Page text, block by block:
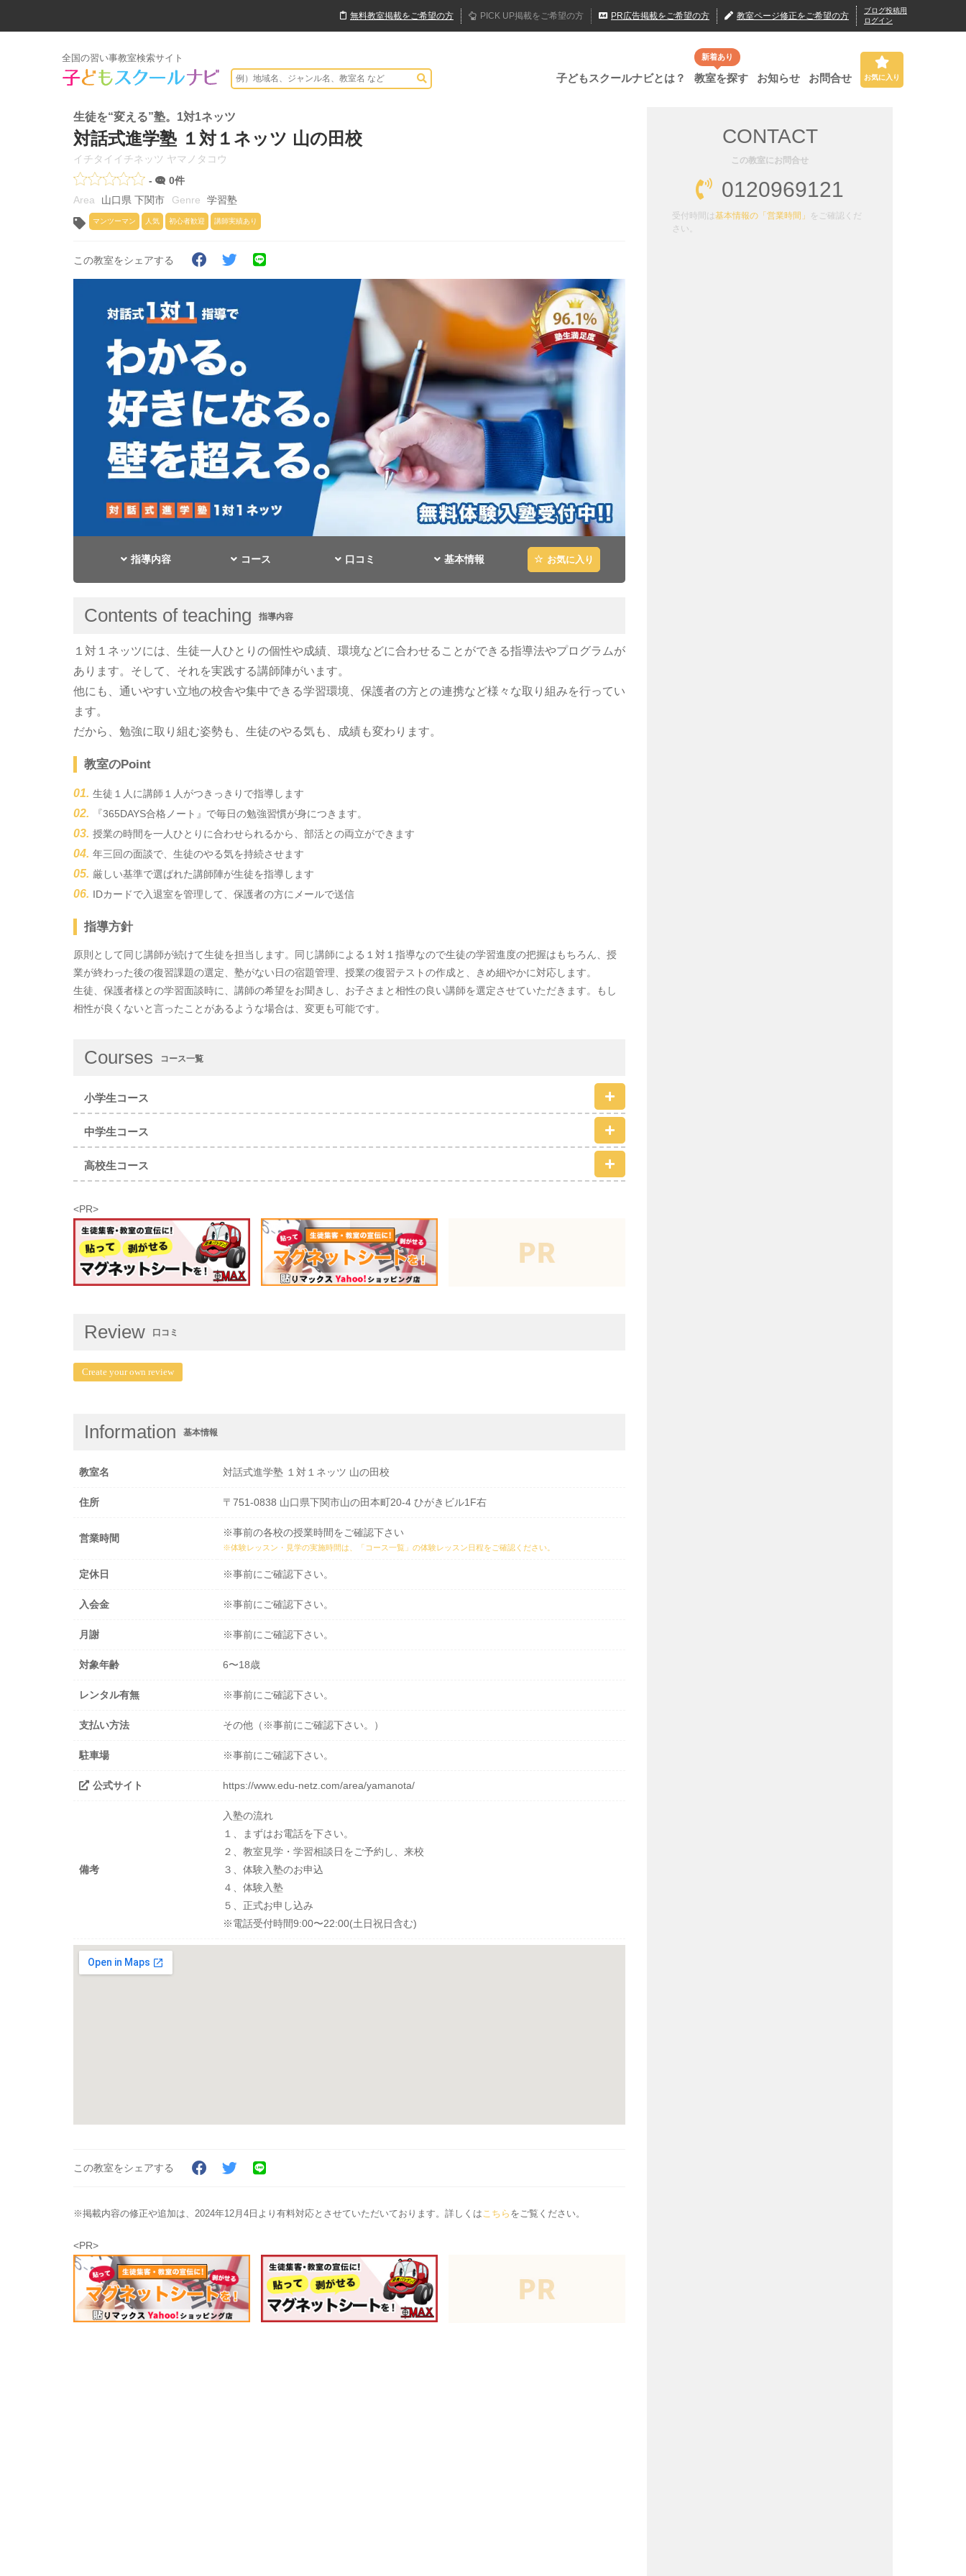
無料教室掲載をご希望の方 PICK UP掲載をご希望の方 PR広告掲載をご希望の方 教室ページ修正をご希望の方
ブログ投稿用
ログイン
全国の習い事教室検索サイト
子どもスクールナビとは？
新着あり
教室を探す お知らせ お問合せ お気に入り
生徒を“変える”塾。1対1ネッツ
対話式進学塾 １対１ネッツ 山の田校
イチタイイチネッツ ヤマノタコウ
-
0件
山口県 下関市
学習塾
マンツーマン 人気 初心者歓迎 講師実績あり
この教室をシェアする
指導内容 コース 口コミ 基本情報 お気に入り
Contents of teaching 指導内容
１対１ネッツには、生徒一人ひとりの個性や成績、環境などに合わせることができる指導法やプログラムが
あります。そして、それを実践する講師陣がいます。
他にも、通いやすい立地の校舎や集中できる学習環境、保護者の方との連携など様々な取り組みを行ってい
ます。
だから、勉強に取り組む姿勢も、生徒のやる気も、成績も変わります。
教室のPoint
生徒１人に講師１人がつきっきりで指導します
『365DAYS合格ノート』で毎日の勉強習慣が身につきます。
授業の時間を一人ひとりに合わせられるから、部活との両立ができます
年三回の面談で、生徒のやる気を持続させます
厳しい基準で選ばれた講師陣が生徒を指導します
IDカードで入退室を管理して、保護者の方にメールで送信
指導方針
原則として同じ講師が続けて生徒を担当します。同じ講師による１対１指導なので生徒の学習進度の把握はもちろん、授
業が終わった後の復習課題の選定、塾がない日の宿題管理、授業の復習テストの作成と、きめ細やかに対応します。
生徒、保護者様との学習面談時に、講師の希望をお聞きし、お子さまと相性の良い講師を選定させていただきます。もし
相性が良くないと言ったことがあるような場合は、変更も可能です。
Courses コース一覧
小学生コース
中学生コース
高校生コース
<PR>
Review 口コミ
Create your own review
Information 基本情報
教室名 対話式進学塾 １対１ネッツ 山の田校
住所 〒751-0838 山口県下関市山の田本町20-4 ひがきビル1F右
営業時間 ※事前の各校の授業時間をご確認下さい
※体験レッスン・見学の実施時間は、 「コース一覧」の体験レッスン日程をご確認ください。
定休日 ※事前にご確認下さい。
入会金 ※事前にご確認下さい。
月謝 ※事前にご確認下さい。
対象年齢 6〜18歳
レンタル有無 ※事前にご確認下さい。
支払い方法 その他（※事前にご確認下さい。）
駐車場 ※事前にご確認下さい。
公式サイト https://www.edu-netz.com/area/yamanota/
備考
入塾の流れ
１、まずはお電話を下さい。
２、教室見学・学習相談日をご予約し、来校
３、体験入塾のお申込
４、体験入塾
５、正式お申し込み
※電話受付時間9:00〜22:00(土日祝日含む)
この教室をシェアする
※掲載内容の修正や追加は、2024年12月4日より有料対応とさせていただいております。詳しくはこちら をご覧ください。
<PR>
CONTACT
この教室にお問合せ
0120969121
受付時間は基本情報の「営業時間」
をご確認くだ
さい。